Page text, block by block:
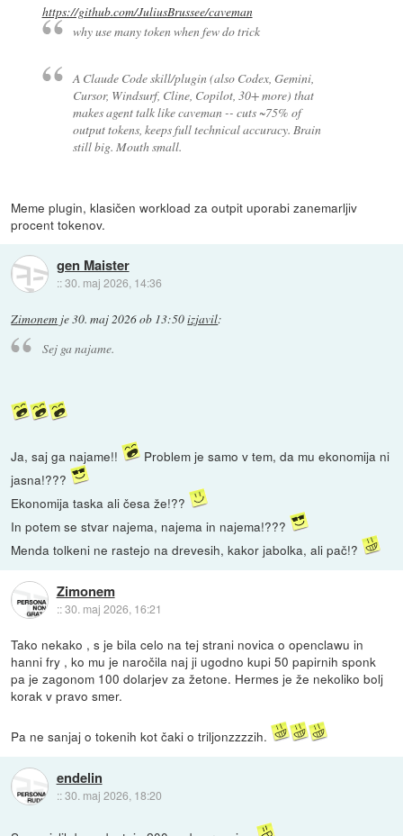
https://github.com/JuliusBrussee/caveman
why use many token when few do trick
A Claude Code skill/plugin (also Codex, Gemini,
Cursor, Windsurf, Cline, Copilot, 30+ more) that
makes agent talk like caveman -- cuts ~75% of
output tokens, keeps full technical accuracy. Brain
still big. Mouth small.
Meme plugin, klasičen workload za outpit uporabi zanemarljiv
procent tokenov.
gen Maister
::30. maj 2026, 14:36
Zimonem je30. maj 2026 ob 13:50izjavil:
Sej ga najame.
Ja, saj ga najame!!
Problem je samo v tem, da mu ekonomija ni
jasna!???
Ekonomija taska ali česa že!??
In potem se stvar najema, najema in najema!???
Menda tolkeni ne rastejo na drevesih, kakor jabolka, ali pač!?
Zimonem
::30. maj 2026, 16:21
Tako nekako , s je bila celo na tej strani novica o openclawu in
hanni fry , ko mu je naročila naj ji ugodno kupi 50 papirnih sponk
pa je zagonom 100 dolarjev za žetone. Hermes je že nekoliko bolj
korak v pravo smer.
Pa ne sanjaj o tokenih kot čaki o triljonzzzzih.
endelin
::30. maj 2026, 18:20